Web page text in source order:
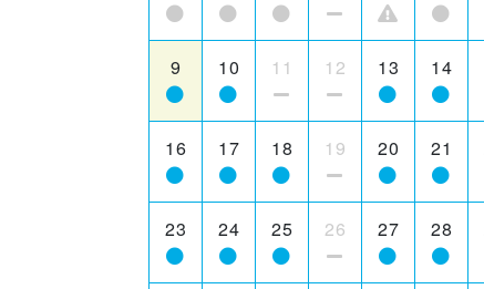
9 10 11 12 13 14
16 17 18 19 20 21
23 24 25 26 27 28